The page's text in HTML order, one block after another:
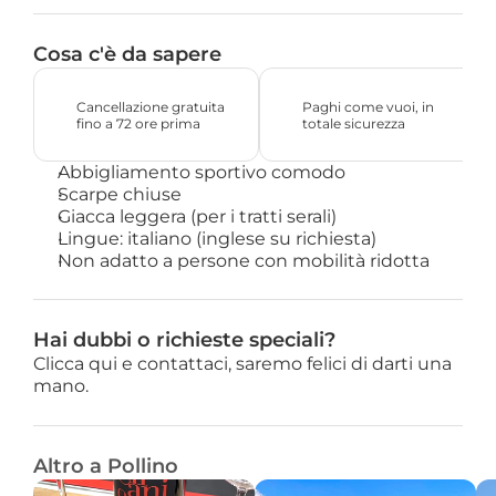
Cosa c'è da sapere
Cancellazione gratuita
fino a 72 ore prima
Paghi come vuoi, in
totale sicurezza
Abbigliamento sportivo comodo
Scarpe chiuse
Giacca leggera (per i tratti serali)
Lingue: italiano (inglese su richiesta)
Non adatto a persone con mobilità ridotta
Hai dubbi o richieste speciali?
Clicca qui e contattaci, saremo felici di darti una
mano.
Altro a Pollino